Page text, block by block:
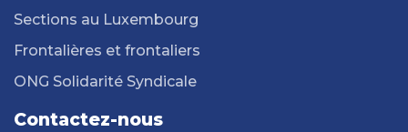
Sections au Luxembourg
Frontalières et frontaliers
ONG Solidarité Syndicale
Contactez-nous